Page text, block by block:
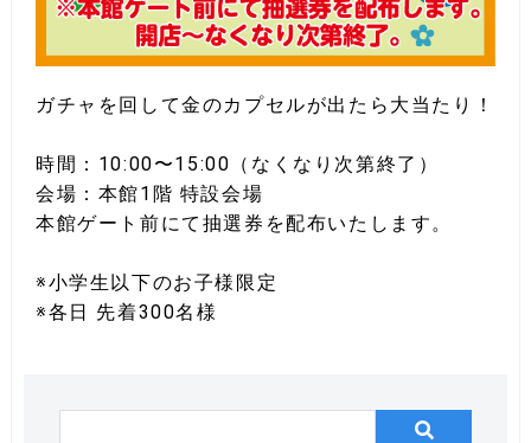
ガチャを回して金のカプセルが出たら大当たり！
時間：10:00〜15:00（なくなり次第終了）
会場：本館1階 特設会場
本館ゲート前にて抽選券を配布いたします。
※小学生以下のお子様限定
※各日 先着300名様